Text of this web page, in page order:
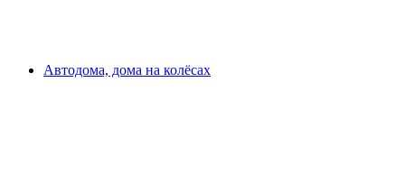
Автодома, дома на колёсах